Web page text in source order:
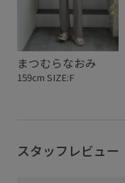
まつむらなおみ
159cm SIZE:F
スタッフレビュー